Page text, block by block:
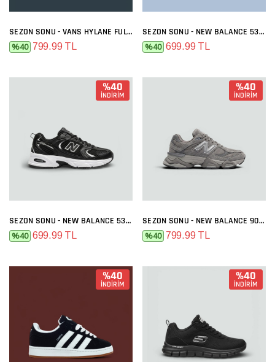
SEZON SONU - VANS HYLANE FULL BEYAZ
%40 799.99 TL
SEZON SONU - NEW BALANCE 530 BEYAZ LACI
%40 699.99 TL
%40
İNDİRİM
SEZON SONU - NEW BALANCE 530 SIYAH BEYAZ
%40 699.99 TL
%40
İNDİRİM
SEZON SONU - NEW BALANCE 9060 GRI FÜME
%40 799.99 TL
%40
İNDİRİM
%40
İNDİRİM